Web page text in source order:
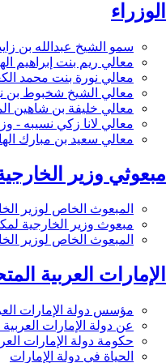
الوزراء
سمو الشيخ عبدالله بن
معالي ريم بنت إبراهيم
معالي نورة بنت محمد
معالي الشيخ شخبوط بن
معالي خليفة بن شاهين
معالي لانا زكي نسيبه -
معالي سعيد بن مبارك
مبعوثي وزير
المبعوث الخاص لوزير
مبعوث وزير الخارجية
المبعوث الخاص لوزير
الإمارات العربية
مؤسس دولة الإمارات
عن دولة الإمارات العربية
حكومة دولة الإمارات
الحياة في دولة الإمارات